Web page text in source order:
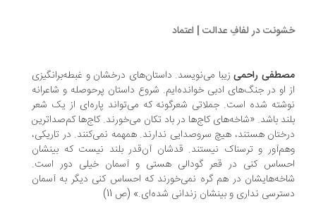
در لفافِ عدالت | اعتماد
راحمی زیبا می‌نویسد. داستان‌های درخشان و غبطه‌برانگیزی
او در جنگ‌های ادبی خوانده‌ایم. شروع داستان پرحوصله و شاعرانه
شده است. جملاتی شعرگونه که می‌تواند پاره‌ای از یک شعر
باشد. «شاخه‌های کاج‌ها در باد تکان می‌خورند. کاج‌ها کم‌صداترین
هستند، هیچ سروصدایی ندارند. همهمه نمی‌کنند. در تاریکی،
و ترسناک نیستند. قدشان آن‌قدر بلند نیست که بینشان
کنی در قعر گودالی هستی و آسمان خیلی دور است.
در هم گره نمی‌خورند که احساس کنی دیگر به آسمان
نداری و بینشان زندانی شده‌ای.» (ص 11)